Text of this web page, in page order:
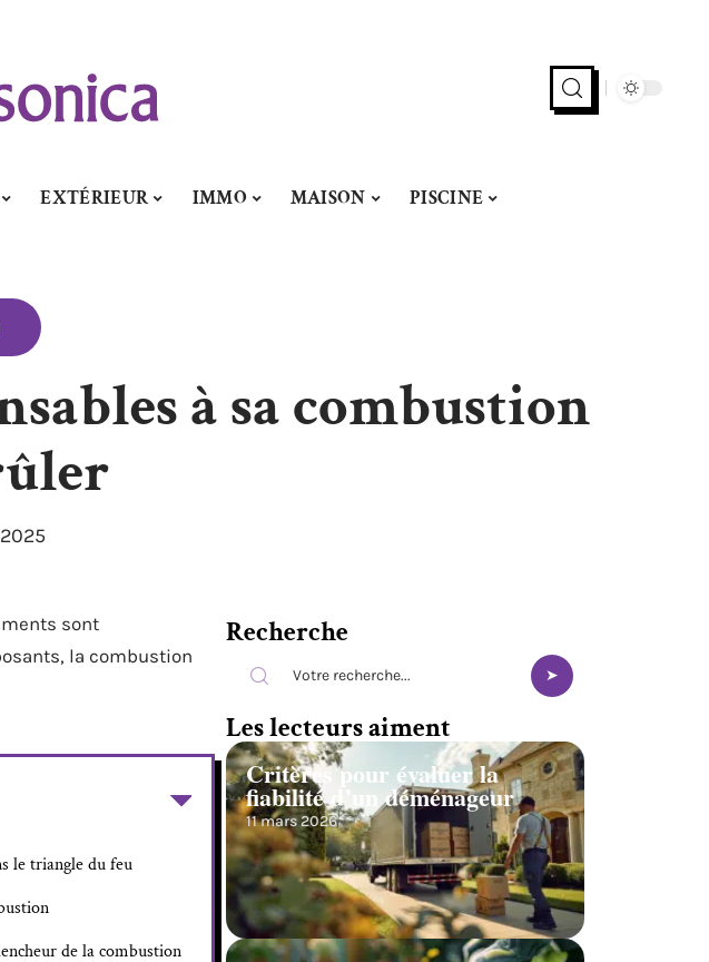
EXTÉRIEUR IMMO MAISON PISCINE
à sa combustion
sont
la combustion
le triangle du feu
de la combustion
Recherche
Les lecteurs aiment
Critères pour évaluer la
fiabilité d’un déménageur
11 mars 2026